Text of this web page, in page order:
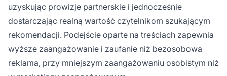
uzyskując prowizje partnerskie i jednocześnie
dostarczając realną wartość czytelnikom szukającym
rekomendacji. Podejście oparte na treściach zapewnia
wyższe zaangażowanie i zaufanie niż bezosobowa
reklama, przy mniejszym zaangażowaniu osobistym niż